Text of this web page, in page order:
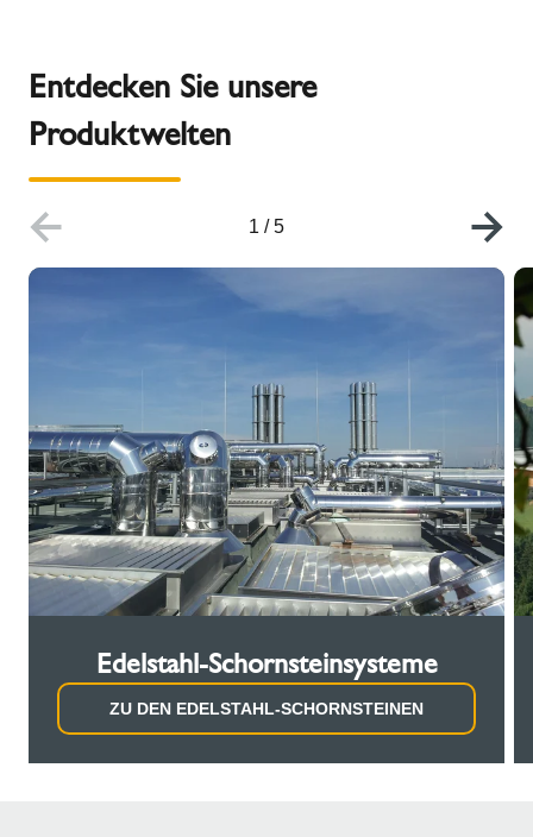
Entdecken Sie unsere
Produktwelten
1 /5
Edelstahl-Schornsteinsysteme
ZU DEN EDELSTAHL-SCHORNSTEINEN